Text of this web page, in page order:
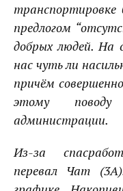
транспортировке
предлогом
добрых людей. На
нас чуть ли
причём
этому поводу
администрации.
Из-за
перевал Чат